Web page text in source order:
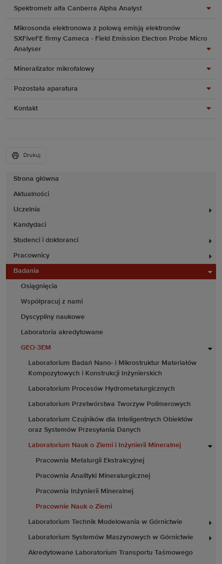
Strona główna
Aktualności
Uczelnia
Kandydaci
Studenci i doktoranci
Pracownicy
Badania
Osiągnięcia
Współpracuj z nami
Dyscypliny naukowe
Laboratoria akredytowane
GEO-3EM
Laboratorium Badań Nano- i Mikrostruktur Materiałów
Kompozytowych i Konstrukcji Inżynierskich
Laboratorium Procesów Hydrometalurgicznych
Laboratorium Przetwórstwa Tworzyw Polimerowych
Laboratorium Czujników dla Inteligentnych Obiektów
oraz Systemów Przesyłania Danych
Laboratorium Nauk o Ziemi i Inżynierii Mineralnej
Pracownia Metalurgii Ekstrakcyjnej
Pracownia Analityki Mineralurgicznej
Pracownia Inżynierii Mineralnej
Pracownie Nauk o Ziemi
Laboratorium Technik Modelowania w Górnictwie
Laboratorium Systemów Maszynowych w Górnictwie
Akredytowane Laboratorium Transportu Taśmowego
Spektrometr alfa Canberra Alpha Analyst
Mikrosonda elektronowa z polową emisją elektronów
SXFiveFE firmy Cameca - Field Emission Electron Probe Micro
Analyser
Mineralizator mikrofalowy
Pozostała aparatura
Kontakt
Drukuj